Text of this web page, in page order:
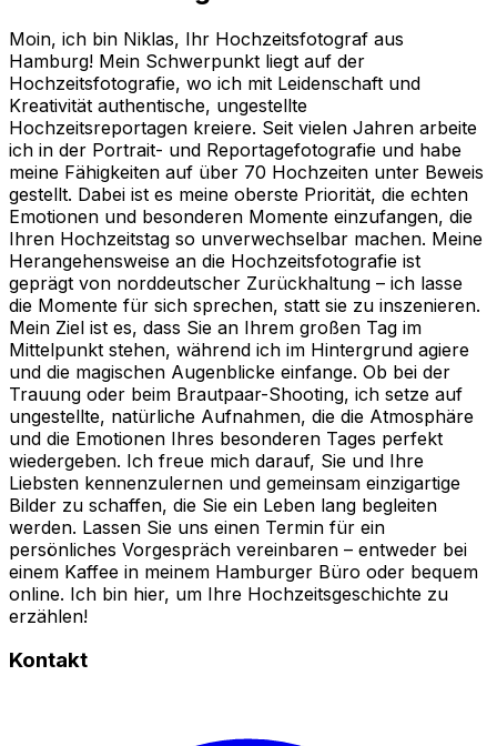
Moin, ich bin Niklas, Ihr Hochzeitsfotograf aus
Hamburg! Mein Schwerpunkt liegt auf der
Hochzeitsfotografie, wo ich mit Leidenschaft und
Kreativität authentische, ungestellte
Hochzeitsreportagen kreiere. Seit vielen Jahren arbeite
ich in der Portrait- und Reportagefotografie und habe
meine Fähigkeiten auf über 70 Hochzeiten unter Beweis
gestellt. Dabei ist es meine oberste Priorität, die echten
Emotionen und besonderen Momente einzufangen, die
Ihren Hochzeitstag so unverwechselbar machen. Meine
Herangehensweise an die Hochzeitsfotografie ist
geprägt von norddeutscher Zurückhaltung – ich lasse
die Momente für sich sprechen, statt sie zu inszenieren.
Mein Ziel ist es, dass Sie an Ihrem großen Tag im
Mittelpunkt stehen, während ich im Hintergrund agiere
und die magischen Augenblicke einfange. Ob bei der
Trauung oder beim Brautpaar-Shooting, ich setze auf
ungestellte, natürliche Aufnahmen, die die Atmosphäre
und die Emotionen Ihres besonderen Tages perfekt
wiedergeben. Ich freue mich darauf, Sie und Ihre
Liebsten kennenzulernen und gemeinsam einzigartige
Bilder zu schaffen, die Sie ein Leben lang begleiten
werden. Lassen Sie uns einen Termin für ein
persönliches Vorgespräch vereinbaren – entweder bei
einem Kaffee in meinem Hamburger Büro oder bequem
online. Ich bin hier, um Ihre Hochzeitsgeschichte zu
erzählen!
Kontakt